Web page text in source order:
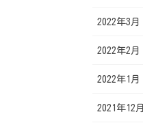
2022年3月
2022年2月
2022年1月
2021年12月